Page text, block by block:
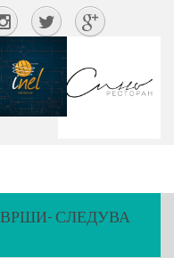
СЛЕДУВА